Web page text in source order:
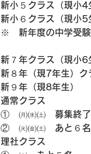
新小５クラス（現小4
新小６クラス（現小5
※　新年度の中学受験
新７年クラス（現小6
新８年（現7年生）ク
新９年（現8年生）
通常クラス
①　㈪㈬㈯　募集終了
②　㈫㈮㈯　あと６名
理社クラス